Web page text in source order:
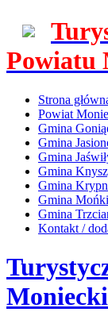
Powiatu
Strona
Powiat
Gmina
Gmina
Gmina
Gmina
Gmina
Gmina Mońki
Gmina
Kontakt /